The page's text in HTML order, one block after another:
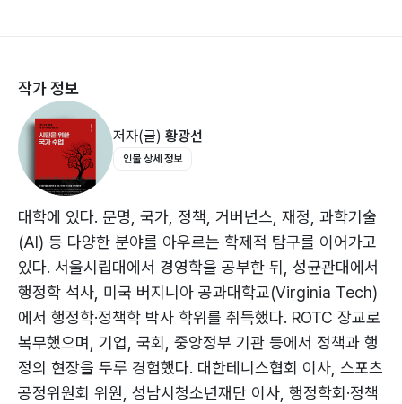
9. 가족·국가의 통치 원리는 다른가
3부. 국가는 어떻게 만들어졌나
10. 농업 생산 잉여와 제도는 어떻게 국가를 세웠나
11. 곡물 저장성은 왜 국가 탄생에 중요했나
12. 환경은 국가 형성에 어떤 조건이 되었나
13. 국가의 기원은 약탈인가, 협력인가
14. 중세의 교회와 국가는 어떤 관계였나
15. 중세 종교 인물은 국가에 어떤 영향을 미쳤는가
16. 국가 형성의 네 이론은 어떤 통찰을 주는가
17. 국가 개념은 어떻게 생겨났나
18. 국가 형성은 오늘날 어떻게 이해되나
19. 왜 아나키즘이 아닌 국가여야 하는가
작가 정보
저자(글) 황광선
인물 상세 정보
대학에 있다. 문명, 국가, 정책, 거버넌스, 재정, 과학기술
(AI) 등 다양한 분야를 아우르는 학제적 탐구를 이어가고
있다. 서울시립대에서 경영학을 공부한 뒤, 성균관대에서
행정학 석사, 미국 버지니아 공과대학교(Virginia Tech)
에서 행정학·정책학 박사 학위를 취득했다. ROTC 장교로
복무했으며, 기업, 국회, 중앙정부 기관 등에서 정책과 행
정의 현장을 두루 경험했다. 대한테니스협회 이사, 스포츠
공정위원회 위원, 성남시청소년재단 이사, 행정학회·정책